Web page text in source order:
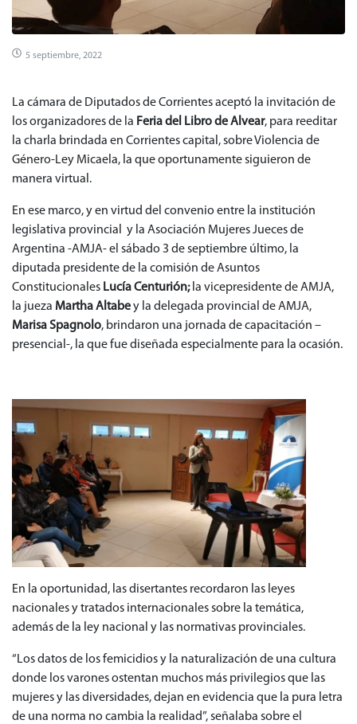
5 septiembre, 2022
La cámara de Diputados de Corrientes aceptó la invitación de
los organizadores de la Feria del Libro de Alvear, para reeditar
la charla brindada en Corrientes capital, sobre Violencia de
Género-Ley Micaela, la que oportunamente siguieron de
manera virtual.
En ese marco, y en virtud del convenio entre la institución
legislativa provincial y la Asociación Mujeres Jueces de
Argentina -AMJA- el sábado 3 de septiembre último, la
diputada presidente de la comisión de Asuntos
Constitucionales Lucía Centurión;la vicepresidente de AMJA,
la jueza Martha Altabey la delegada provincial de AMJA,
Marisa Spagnolo, brindaron una jornada de capacitación –
presencial-, la que fue diseñada especialmente para la ocasión.
En la oportunidad, las disertantes recordaron las leyes
nacionales y tratados internacionales sobre la temática,
además de la ley nacional y las normativas provinciales.
“Los datos de los femicidios y la naturalización de una cultura
donde los varones ostentan muchos más privilegios que las
mujeres y las diversidades, dejan en evidencia que la pura letra
de una norma no cambia la realidad”, señalaba sobre el